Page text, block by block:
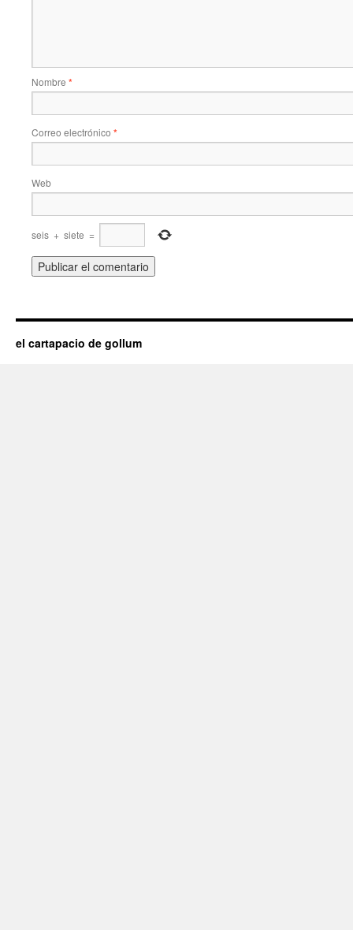
Nombre *
Correo electrónico *
Web
seis + siete =
el cartapacio de gollum